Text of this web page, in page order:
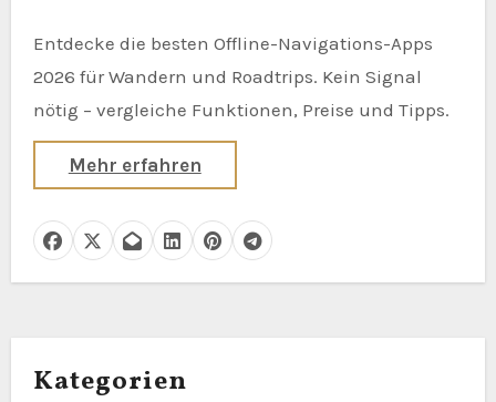
Entdecke die besten Offline-Navigations-Apps
2026 für Wandern und Roadtrips. Kein Signal
nötig – vergleiche Funktionen, Preise und Tipps.
Mehr erfahren
Kategorien